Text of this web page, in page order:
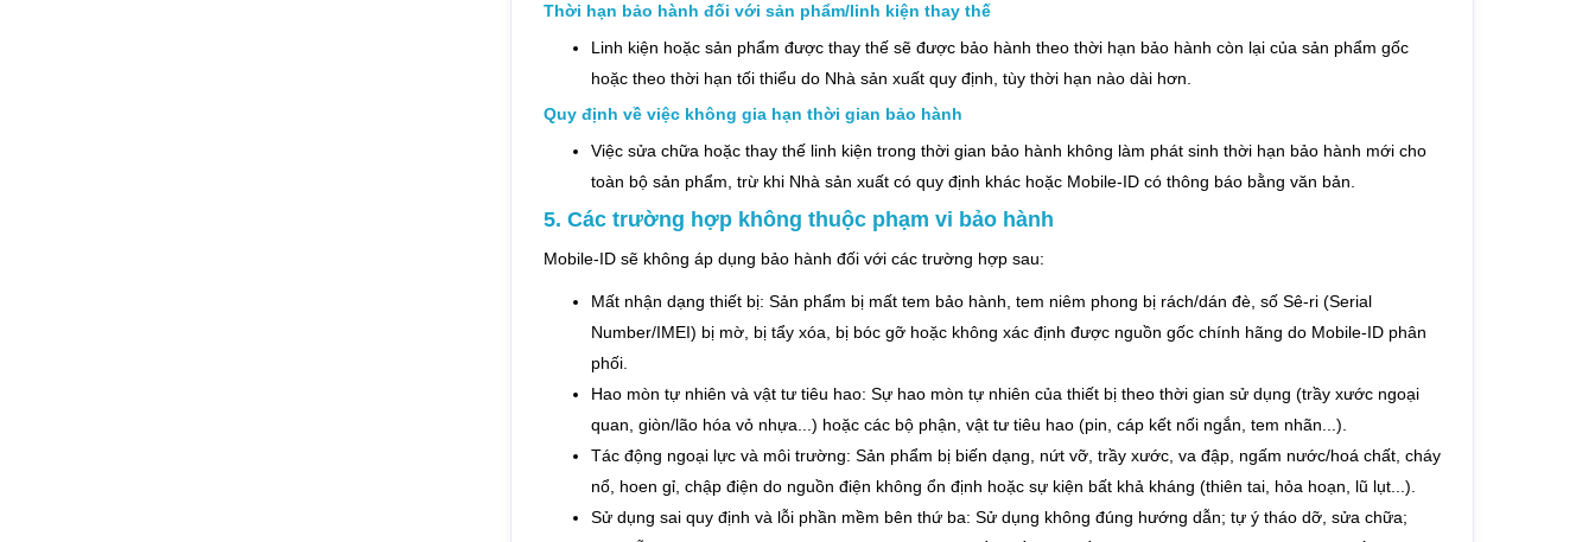
Thời hạn bảo hành đối với sản phẩm/linh kiện thay thế
Linh kiện hoặc sản phẩm được thay thế sẽ được bảo hành theo thời hạn bảo hành còn lại của sản phẩm gốc
hoặc theo thời hạn tối thiểu do Nhà sản xuất quy định, tùy thời hạn nào dài hơn.
Quy định về việc không gia hạn thời gian bảo hành
Việc sửa chữa hoặc thay thế linh kiện trong thời gian bảo hành không làm phát sinh thời hạn bảo hành mới cho
toàn bộ sản phẩm, trừ khi Nhà sản xuất có quy định khác hoặc Mobile-ID có thông báo bằng văn bản.
5. Các trường hợp không thuộc phạm vi bảo hành
Mobile-ID sẽ không áp dụng bảo hành đối với các trường hợp sau:
Mất nhận dạng thiết bị: Sản phẩm bị mất tem bảo hành, tem niêm phong bị rách/dán đè, số Sê-ri (Serial
Number/IMEI) bị mờ, bị tẩy xóa, bị bóc gỡ hoặc không xác định được nguồn gốc chính hãng do Mobile-ID phân
phối.
Hao mòn tự nhiên và vật tư tiêu hao: Sự hao mòn tự nhiên của thiết bị theo thời gian sử dụng (trầy xước ngoại
quan, giòn/lão hóa vỏ nhựa...) hoặc các bộ phận, vật tư tiêu hao (pin, cáp kết nối ngắn, tem nhãn...).
Tác động ngoại lực và môi trường: Sản phẩm bị biến dạng, nứt vỡ, trầy xước, va đập, ngấm nước/hoá chất, cháy
nổ, hoen gỉ, chập điện do nguồn điện không ổn định hoặc sự kiện bất khả kháng (thiên tai, hỏa hoạn, lũ lụt...).
Sử dụng sai quy định và lỗi phần mềm bên thứ ba: Sử dụng không đúng hướng dẫn; tự ý tháo dỡ, sửa chữa;